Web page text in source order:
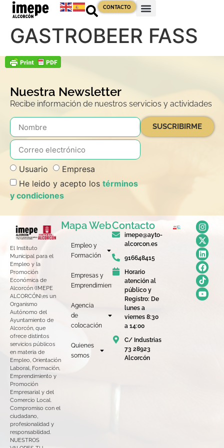
contenido CONTACTO
GASTROBEER FASS
Nuestra Newsletter
Recibe información de nuestros servicios y actividades
Usuario
Empresa
He leido y acepto los términos
y condiciones
SUSCRIBIRME
El Instituto
Municipal para el
Empleo y la
Promoción
Económica de
Alcorcón (IMEPE
ALCORCÓN),es un
Organismo
Autónomo del
Ayuntamiento de
Alcorcón, que
ofrece distintos
servicios públicos
en materia de
Empleo, Orientación
Laboral, Formación,
Emprendimiento y
Promoción
Empresarial y del
Comercio Local.
Compromiso con el
ciudadano,
profesionalidad y
responsabilidad.
NUESTROS
Mapa Web
Empleo y
Formación
Empresas y
Emprendimiento
Agencia
de
colocación
Quienes
somos
Contacto
imepe@ayto-
alcorcon.es
916648415
Horario
atención al
público y
Registro: De
lunes a
viernes 8:30
a 14:00
C/ Industrias
73 28923
Alcorcón